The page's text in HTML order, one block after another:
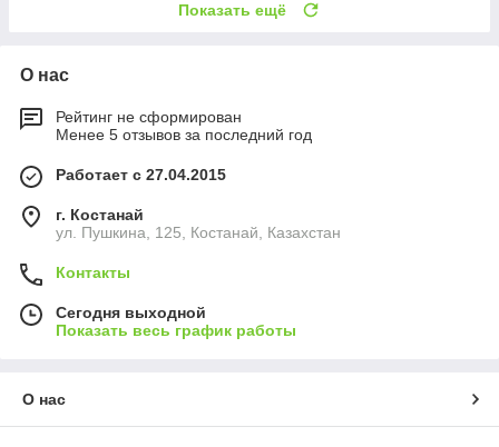
Показать ещё
О нас
Рейтинг не сформирован
Менее 5 отзывов за последний год
Работает с 27.04.2015
г. Костанай
ул. Пушкина, 125, Костанай, Казахстан
Контакты
Сегодня выходной
Показать весь график работы
О нас